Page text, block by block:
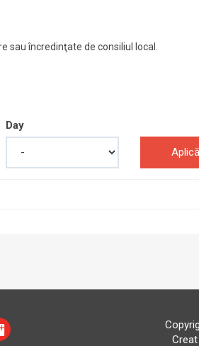
încredinţate de consiliul local.
Day